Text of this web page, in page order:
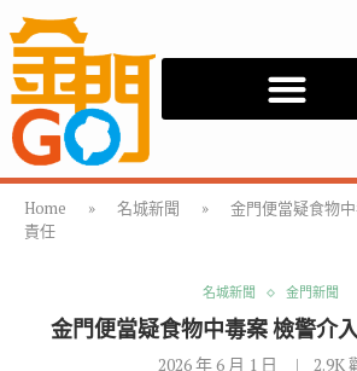
Home » 名城新聞 »
金門便當疑食物
責任
名城新聞 金門新聞
金門便當疑食物中毒案 檢警介
2026 年 6 月 1 日 2.9K